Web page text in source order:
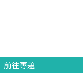
前往專題